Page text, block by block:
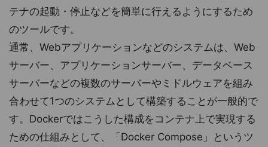
テナの起動・停止などを簡単に行えるようにするため
のツールです。
通常、Webアプリケーションなどのシステムは、Web
サーバー、アプリケーションサーバー、データベース
サーバーなどの複数のサーバーやミドルウェアを組み
合わせて1つのシステムとして構築することが一般的で
す。Dockerではこうした構成をコンテナ上で実現する
ための仕組みとして、「Docker Compose」というツ